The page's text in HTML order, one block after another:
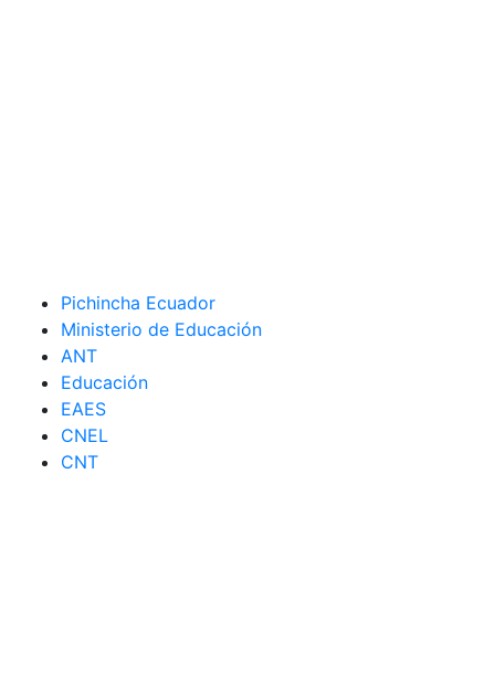
Pichincha Ecuador
Ministerio de Educación
ANT
Educación
EAES
CNEL
CNT